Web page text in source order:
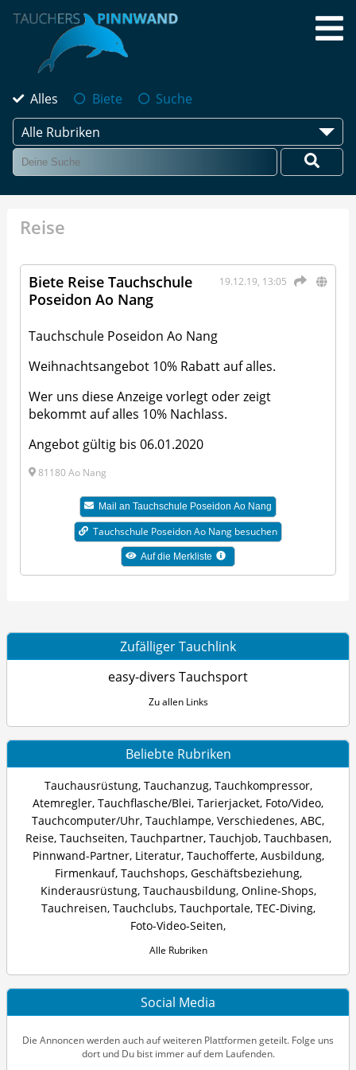
Alles Biete
Suche
Alle Rubriken
Reise
19.12.19, 13:05
Biete Reise Tauchschule
Poseidon Ao Nang
Tauchschule Poseidon Ao Nang
Weihnachtsangebot 10% Rabatt auf alles.
Wer uns diese Anzeige vorlegt oder zeigt
bekommt auf alles 10% Nachlass.
Angebot gültig bis 06.01.2020
81180 Ao Nang
Mail an Tauchschule Poseidon Ao Nang
Tauchschule Poseidon Ao Nang besuchen
Auf die Merkliste
Zufälliger Tauchlink
easy-divers Tauchsport
Zu allen Links
Beliebte Rubriken
Tauchausrüstung, Tauchanzug, Tauchkompressor,
Atemregler, Tauchflasche/Blei, Tarierjacket, Foto/Video,
Tauchcomputer/Uhr, Tauchlampe, Verschiedenes, ABC,
Reise, Tauchseiten, Tauchpartner, Tauchjob, Tauchbasen,
Pinnwand-Partner, Literatur, Tauchofferte, Ausbildung,
Firmenkauf, Tauchshops, Geschäftsbeziehung,
Kinderausrüstung, Tauchausbildung, Online-Shops,
Tauchreisen, Tauchclubs, Tauchportale, TEC-Diving,
Foto-Video-Seiten,
Alle Rubriken
Social Media
Die Annoncen werden auch auf weiteren Plattformen geteilt. Folge uns
dort und Du bist immer auf dem Laufenden.